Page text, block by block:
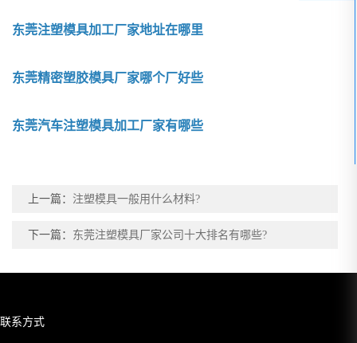
东莞注塑模具加工厂家地址在哪里
东莞精密塑胶模具厂家哪个厂好些
东莞汽车注塑模具加工厂家有哪些
上一篇： 注塑模具一般用什么材料?
下一篇： 东莞注塑模具厂家公司十大排名有哪些?
联系方式